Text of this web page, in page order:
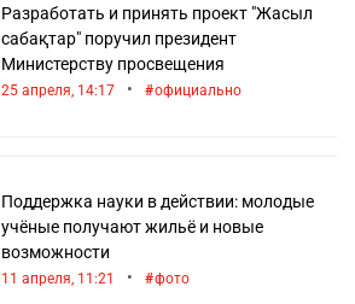
Разработать и принять проект "Жасыл
сабақтар" поручил президент
Министерству просвещения
25 апреля, 14:17 • официально
Поддержка науки в действии: молодые
учёные получают жильё и новые
возможности
11 апреля, 11:21 • фото